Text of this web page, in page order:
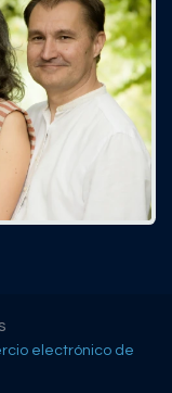
electrónico de